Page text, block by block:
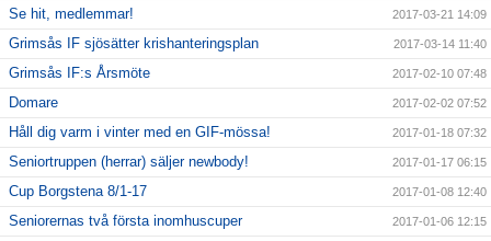
Se hit, medlemmar! 2017-03-21 14:09
Grimsås IF sjösätter krishanteringsplan 2017-03-14 11:40
Grimsås IF:s Årsmöte 2017-02-10 07:48
Domare 2017-02-02 07:52
Håll dig varm i vinter med en GIF-mössa! 2017-01-18 07:32
Seniortruppen (herrar) säljer newbody! 2017-01-17 06:15
Cup Borgstena 8/1-17 2017-01-08 12:40
Seniorernas två första inomhuscuper 2017-01-06 12:15